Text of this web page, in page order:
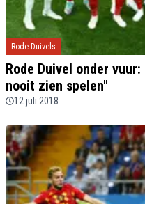
Rode Duivels
Rode Duivel onder
nooit zien spelen"
12 juli 2018